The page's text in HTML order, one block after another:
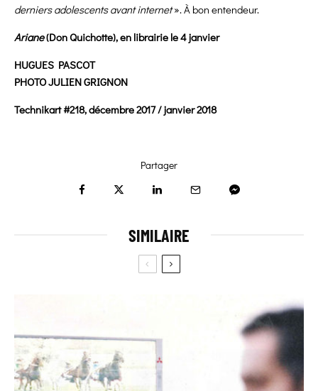
derniers adolescents avant internet». À bon entendeur.
Ariane(Don Quichotte), en librairie le 4 janvier
HUGUES PASCOT
PHOTO JULIEN GRIGNON
Technikart #218, décembre 2017 / janvier 2018
Partager
SIMILAIRE